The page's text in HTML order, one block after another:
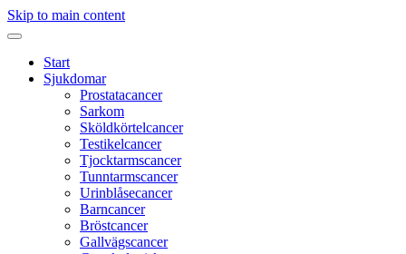
Skip to main content
Start
Sjukdomar
Prostatacancer
Sarkom
Sköldkörtelcancer
Testikelcancer
Tjocktarmscancer
Tunntarmscancer
Urinblåsecancer
Barncancer
Bröstcancer
Gallvägscancer